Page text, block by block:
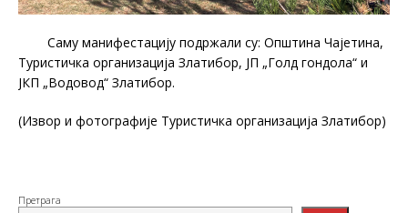
Саму манифестацију подржали су: Општина Чајетина,
Туристичка организација Златибор, ЈП „Голд гондола“ и
ЈКП „Водовод“ Златибор.
(Извор и фотографије Туристичка организација Златибор)
Претрага